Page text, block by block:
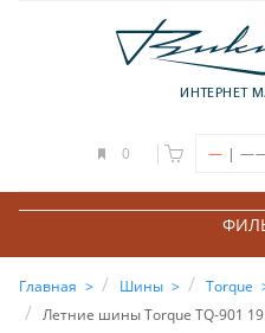
ИНТЕРНЕТ
0 — |
Главная Шины
Torque
Летние шины Torque TQ-901